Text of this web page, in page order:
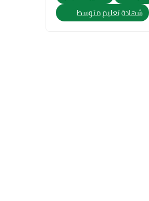
شهادة تعليم متوسط